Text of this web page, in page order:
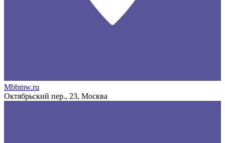
Mbbmw.ru
Октябрьский пер., 23, Москва